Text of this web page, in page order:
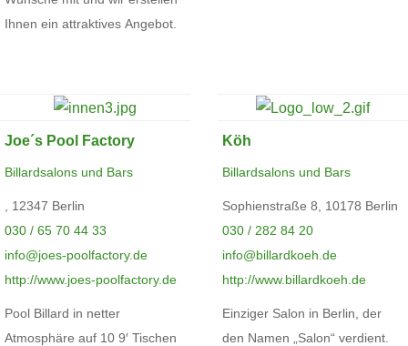
Ihnen ein attraktives Angebot.
Joe´s Pool Factory
Billardsalons und Bars
, 12347 Berlin
030 / 65 70 44 33
info@joes-poolfactory.de
http://www.joes-poolfactory.de
Pool Billard in netter
Atmosphäre auf 10 9′ Tischen
Köh
Billardsalons und Bars
Sophienstraße 8, 10178 Berlin
030 / 282 84 20
info@billardkoeh.de
http://www.billardkoeh.de
Einziger Salon in Berlin, der
den Namen „Salon“ verdient.